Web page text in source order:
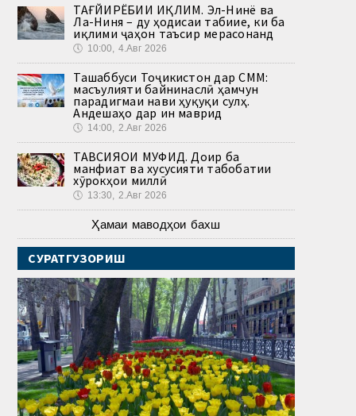
ТАҒЙИРЁБИИ ИҚЛИМ. Эл-Нинё ва
Ла-Ниня – ду ҳодисаи табиие, ки ба
иқлими ҷаҳон таъсир мерасонанд
🕔 10:00, 4.Авг 2026
Ташаббуси Тоҷикистон дар СММ:
масъулияти байнинаслӣ ҳамчун
парадигмаи нави ҳуқуқи сулҳ.
Андешаҳо дар ин маврид
🕔 14:00, 2.Авг 2026
ТАВСИЯҲОИ МУФИД. Доир ба
манфиат ва хусусияти табобатии
хӯрокҳои миллӣ
🕔 13:30, 2.Авг 2026
Ҳамаи маводҳои бахш
СУРАТГУЗОРИШ